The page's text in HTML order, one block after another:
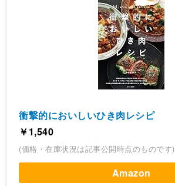
衝撃的においしいひき肉レシピ
￥1,540
(価格・在庫状況は記事公開時点のものです)
Amazon